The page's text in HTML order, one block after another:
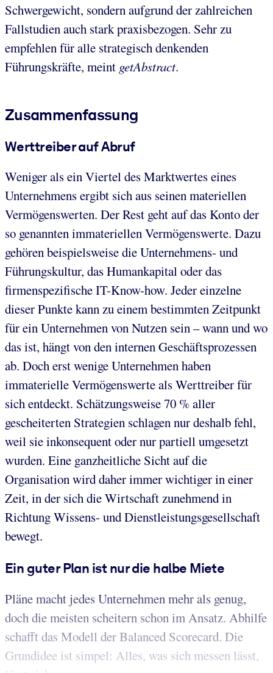
Schwergewicht, sondern aufgrund der zahlreichen
Fallstudien auch stark praxisbezogen. Sehr zu
empfehlen für alle strategisch denkenden
Führungskräfte, meint getAbstract.
Zusammenfassung
Werttreiber auf Abruf
Weniger als ein Viertel des Marktwertes eines
Unternehmens ergibt sich aus seinen materiellen
Vermögenswerten. Der Rest geht auf das Konto der
so genannten immateriellen Vermögenswerte. Dazu
gehören beispielsweise die Unternehmens- und
Führungskultur, das Humankapital oder das
firmenspezifische IT-Know-how. Jeder einzelne
dieser Punkte kann zu einem bestimmten Zeitpunkt
für ein Unternehmen von Nutzen sein – wann und wo
das ist, hängt von den internen Geschäftsprozessen
ab. Doch erst wenige Unternehmen haben
immaterielle Vermögenswerte als Werttreiber für
sich entdeckt. Schätzungsweise 70 % aller
gescheiterten Strategien schlagen nur deshalb fehl,
weil sie inkonsequent oder nur partiell umgesetzt
wurden. Eine ganzheitliche Sicht auf die
Organisation wird daher immer wichtiger in einer
Zeit, in der sich die Wirtschaft zunehmend in
Richtung Wissens- und Dienstleistungsgesellschaft
bewegt.
Ein guter Plan ist nur die halbe Miete
Pläne macht jedes Unternehmen mehr als genug,
doch die meisten scheitern schon im Ansatz. Abhilfe
schafft das Modell der Balanced Scorecard. Die
Grundidee ist simpel: Alles, was sich messen lässt,